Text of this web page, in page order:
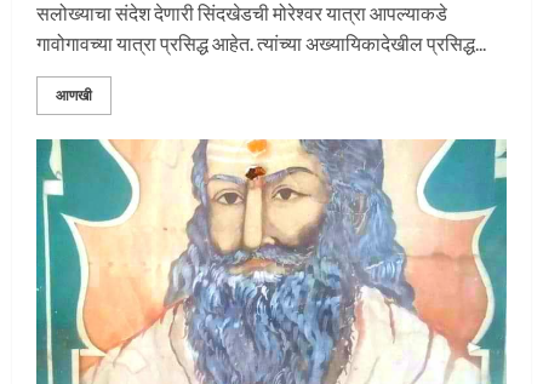
सलोख्याचा संदेश देणारी सिंदखेडची मोरेश्वर यात्रा आपल्याकडे
गावोगावच्या यात्रा प्रसिद्ध आहेत. त्यांच्या अख्यायिकादेखील प्रसिद्ध...
आणखी